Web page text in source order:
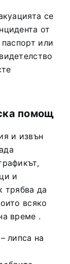
се
от
или
помощ
и извън
и
трябва да
всяко
време .
липса на